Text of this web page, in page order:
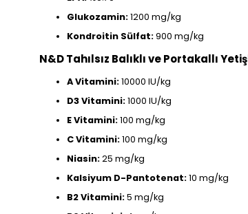
Glukozamin:1200 mg/kg
Kondroitin Sülfat:900 mg/kg
N&D Tahılsız Balıklı ve Portakallı
A Vitamini:10000 IU/kg
D3 Vitamini:1000 IU/kg
E Vitamini:100 mg/kg
C Vitamini:100 mg/kg
Niasin:25 mg/kg
Kalsiyum D-Pantotenat:10 mg/kg
B2 Vitamini:5 mg/kg